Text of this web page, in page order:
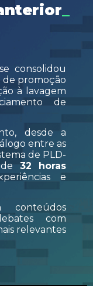
consolidou
promoção
à lavagem
de
desde a
entre as
de PLD-
32 horas
e
conteúdos
com
relevantes